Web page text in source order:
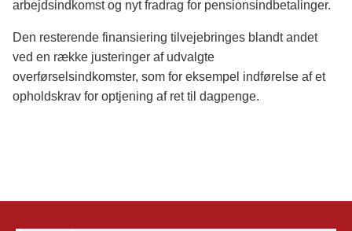
arbejdsindkomst og nyt fradrag for pensionsindbetalinger.
Den resterende finansiering tilvejebringes blandt andet
ved en række justeringer af udvalgte
overførselsindkomster, som for eksempel indførelse af et
opholdskrav for optjening af ret til dagpenge.